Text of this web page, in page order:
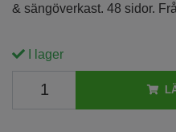
& sängöverkast. 48 sidor.
I lager